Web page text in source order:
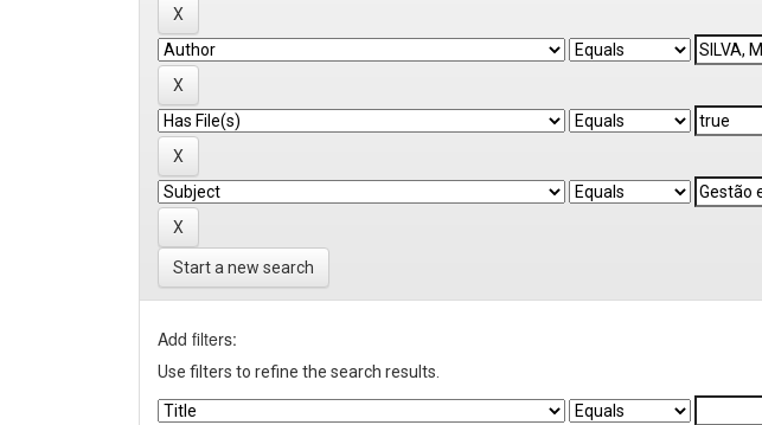
Start a new search
Add filters:
Use filters to refine the search results.